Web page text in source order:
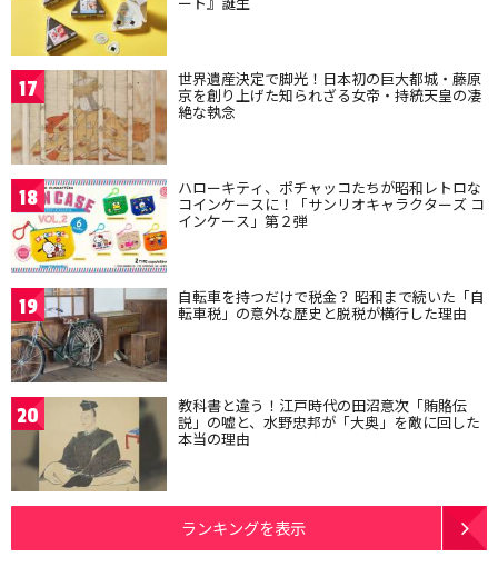
17 世界遺産決定で脚光！日本初の巨大都城・藤原
京を創り上げた知られざる女帝・持統天皇の凄
絶な執念
18 ハローキティ、ポチャッコたちが昭和レトロな
コインケースに！「サンリオキャラクターズ コ
インケース」第２弾
19 自転車を持つだけで税金？ 昭和まで続いた「自
転車税」の意外な歴史と脱税が横行した理由
20 教科書と違う！江戸時代の田沼意次「賄賂伝
説」の嘘と、水野忠邦が「大奥」を敵に回した
本当の理由
ランキングを表示